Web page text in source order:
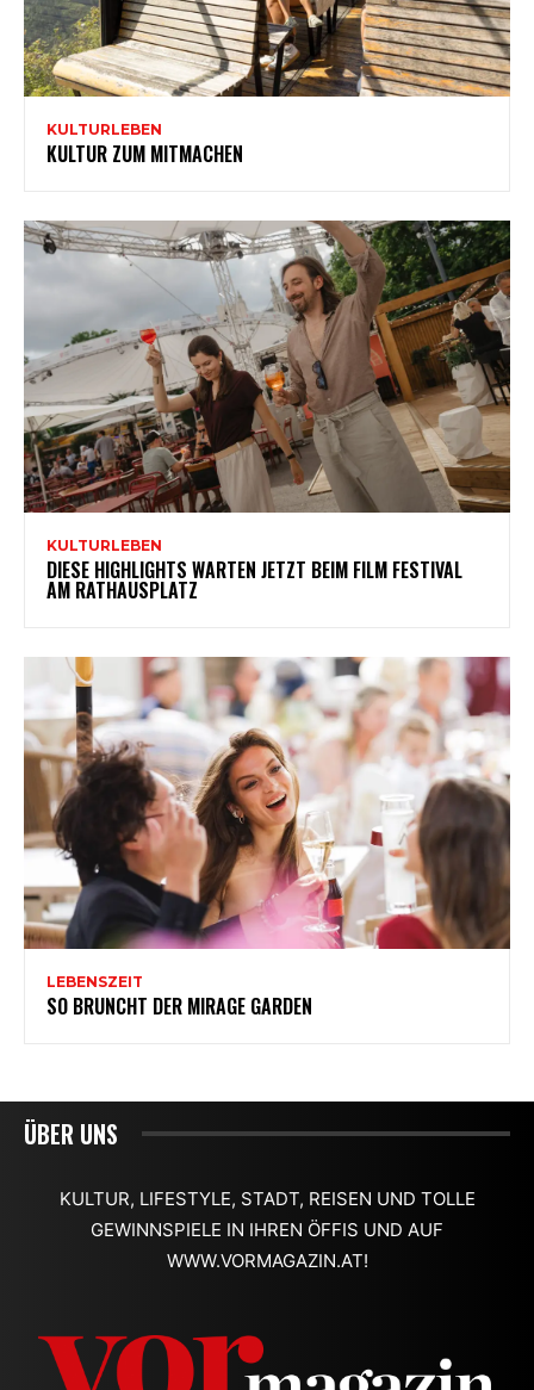
ÜBER UNS
KULTUR, LIFESTYLE, STADT, REISEN UND TOLLE
GEWINNSPIELE IN IHREN ÖFFIS UND AUF
WWW.VORMAGAZIN.AT!